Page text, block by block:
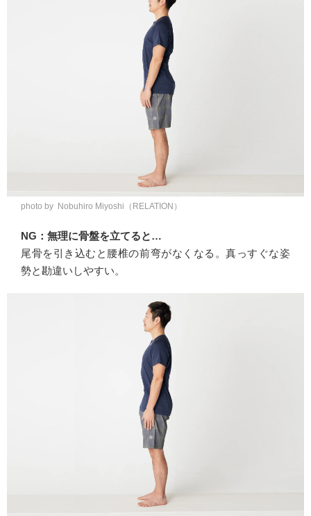
photo by Nobuhiro Miyoshi（RELATION）
NG：無理に骨盤を立てると…
尾骨を引き込むと腰椎の前弯がなくなる。真っすぐな姿
勢と勘違いしやすい。